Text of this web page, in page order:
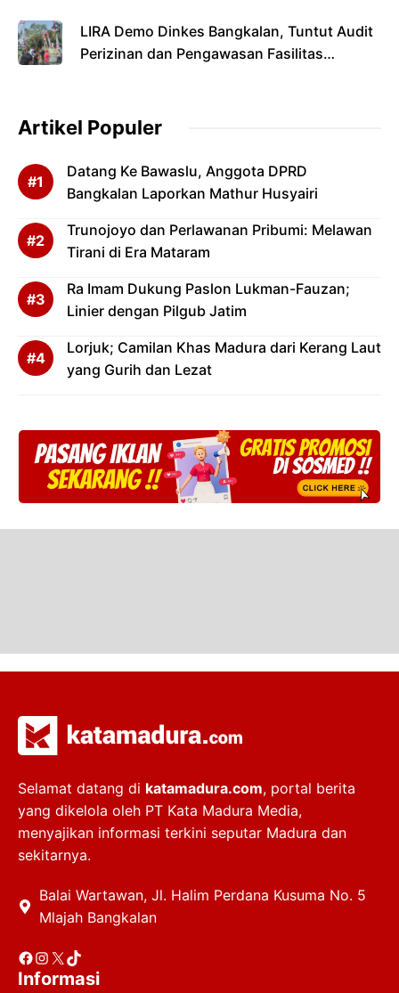
LIRA Demo Dinkes Bangkalan, Tuntut Audit
Perizinan dan Pengawasan Fasilitas
Artikel Populer
Datang Ke Bawaslu, Anggota DPRD
Bangkalan Laporkan Mathur Husyairi
Trunojoyo dan Perlawanan Pribumi: Melawan
Tirani di Era Mataram
Ra Imam Dukung Paslon Lukman-Fauzan;
Linier dengan Pilgub Jatim
Lorjuk; Camilan Khas Madura dari Kerang Laut
yang Gurih dan Lezat
Selamat datang di katamadura.com, portal berita
yang dikelola oleh PT Kata Madura Media,
menyajikan informasi terkini seputar Madura dan
sekitarnya.
Balai Wartawan, Jl. Halim Perdana Kusuma No. 5
Mlajah Bangkalan
Facebook
Instagram
X TikTok
Informasi